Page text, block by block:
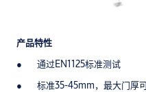
产品特性
通过EN1125标准测试
标准35-45mm，最大门厚